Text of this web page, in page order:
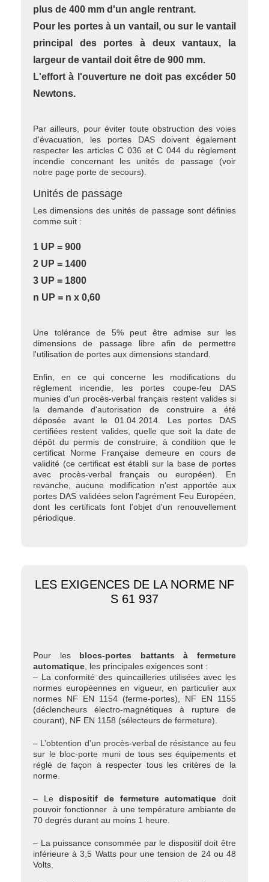
plus de 400 mm d'un angle rentrant.
Pour les portes à un vantail, ou sur le vantail
principal des portes à deux vantaux, la
largeur de vantail doit être de 900 mm.
L'effort à l'ouverture ne doit pas excéder 50
Newtons.
Par ailleurs, pour éviter toute obstruction des voies
d'évacuation, les portes DAS doivent également
respecter les articles C 036 et C 044 du règlement
incendie concernant les unités de passage (voir
notre page porte de secours).
Unités de passage
Les dimensions des unités de passage sont définies
comme suit :
1 UP = 900
2 UP = 1400
3 UP = 1800
n UP = n x 0,60
Une tolérance de 5% peut être admise sur les
dimensions de passage libre afin de permettre
l'utilisation de portes aux dimensions standard.
Enfin, en ce qui concerne les modifications du
règlement incendie, les portes coupe-feu DAS
munies d'un procès-verbal français restent valides si
la demande d'autorisation de construire a été
déposée avant le 01.04.2014. Les portes DAS
certifiées restent valides, quelle que soit la date de
dépôt du permis de construire, à condition que le
certificat Norme Française demeure en cours de
validité (ce certificat est établi sur la base de portes
avec procès-verbal français ou européen). En
revanche, aucune modification n'est apportée aux
portes DAS validées selon l'agrément Feu Européen,
dont les certificats font l'objet d'un renouvellement
périodique.
LES EXIGENCES DE LA NORME NF
S 61 937
Pour les blocs-portes battants à fermeture
automatique, les principales exigences sont :
– La conformité des quincailleries utilisées avec les
normes européennes en vigueur, en particulier aux
normes NF EN 1154 (ferme-portes), NF EN 1155
(déclencheurs électro-magnétiques à rupture de
courant), NF EN 1158 (sélecteurs de fermeture).
– L’obtention d’un procès-verbal de résistance au feu
sur le bloc-porte muni de tous ses équipements et
réglé de façon à respecter tous les critères de la
norme.
– Ledispositif de fermeture automatique doit
pouvoir fonctionner à une température ambiante de
70 degrés durant au moins 1 heure.
– La puissance consommée par le dispositif doit être
inférieure à 3,5 Watts pour une tension de 24 ou 48
Volts.